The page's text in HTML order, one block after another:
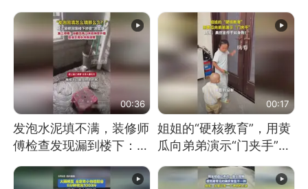
奏感拉满 网友：怎么做
到又舞又武的？
快乐长这样
00:36
发泡水泥填不满，装修师
傅检查发现漏到楼下：出
风口未延伸到外墙
00:17
姐姐的“硬核教育”，用黄
瓜向弟弟演示“门夹手”，
网友：果然言传不如身
教！